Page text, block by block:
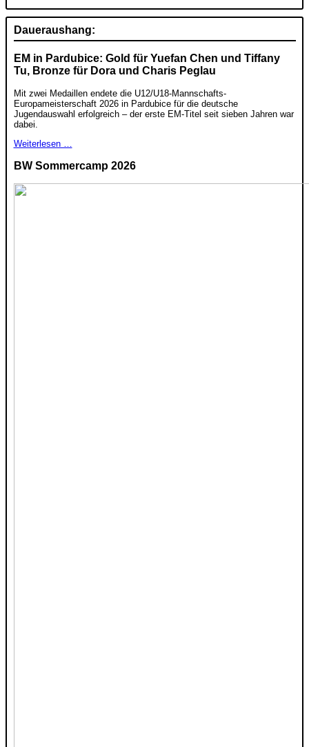
Daueraushang:
EM in Pardubice: Gold für Yuefan Chen und Tiffany
Tu, Bronze für Dora und Charis Peglau
Mit zwei Medaillen endete die U12/U18-Mannschafts-
Europameisterschaft 2026 in Pardubice für die deutsche
Jugendauswahl erfolgreich – der erste EM-Titel seit sieben Jahren war
dabei.
Weiterlesen …
BW Sommercamp 2026